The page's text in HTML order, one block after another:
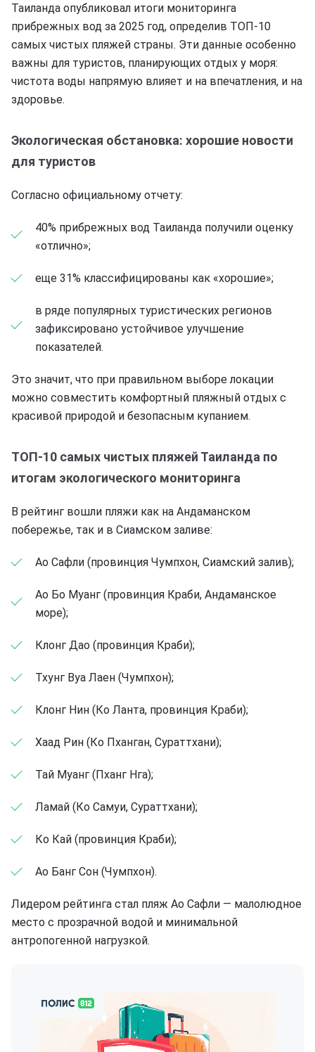
Таиланда опубликовал итоги мониторинга
прибрежных вод за 2025 год, определив ТОП-10
самых чистых пляжей страны. Эти данные особенно
важны для туристов, планирующих отдых у моря:
чистота воды напрямую влияет и на впечатления, и на
здоровье.
Экологическая обстановка: хорошие новости
для туристов
Согласно официальному отчету:
40% прибрежных вод Таиланда получили оценку
«отлично»;
еще 31% классифицированы как «хорошие»;
в ряде популярных туристических регионов
зафиксировано устойчивое улучшение
показателей.
Это значит, что при правильном выборе локации
можно совместить комфортный пляжный отдых с
красивой природой и безопасным купанием.
ТОП-10 самых чистых пляжей Таиланда по
итогам экологического мониторинга
В рейтинг вошли пляжи как на Андаманском
побережье, так и в Сиамском заливе:
Ао Сафли (провинция Чумпхон, Сиамский залив);
Ао Бо Муанг (провинция Краби, Андаманское
море);
Клонг Дао (провинция Краби);
Тхунг Вуа Лаен (Чумпхон);
Клонг Нин (Ко Ланта, провинция Краби);
Хаад Рин (Ко Пханган, Сураттхани);
Тай Муанг (Пханг Нга);
Ламай (Ко Самуи, Сураттхани);
Ко Кай (провинция Краби);
Ао Банг Сон (Чумпхон).
Лидером рейтинга стал пляж Ао Сафли — малолюдное
место с прозрачной водой и минимальной
антропогенной нагрузкой.